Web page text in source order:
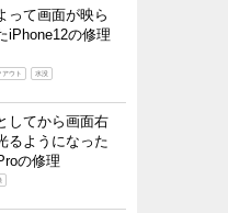
って画面が映ら
iPhone12の修理
アウト 水没
してから画面右
るようになった
の修理